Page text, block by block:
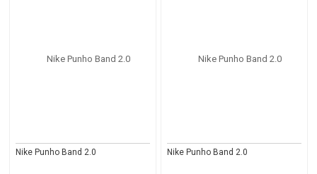
Nike Punho Band 2.0 Nike Punho Band 2.0